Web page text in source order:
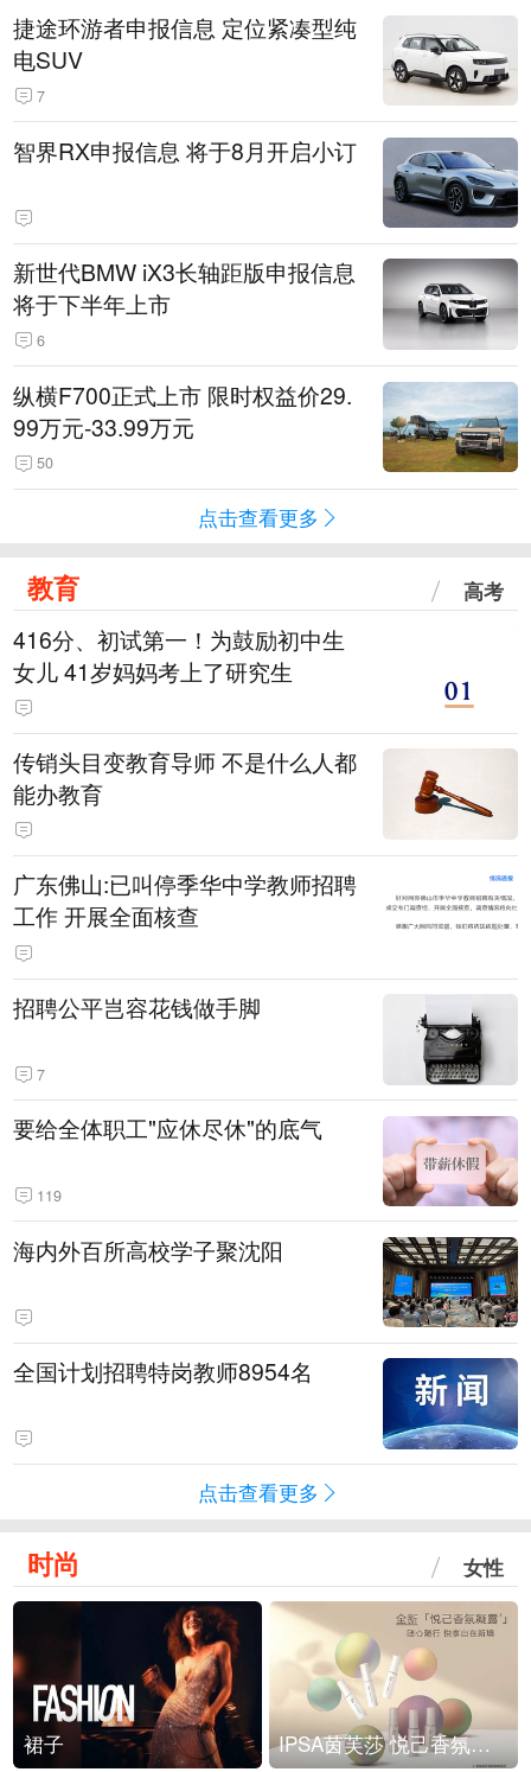
捷途环游者申报信息 定位紧凑型纯
电SUV
7
智界RX申报信息 将于8月开启小订
新世代BMW iX3长轴距版申报信息
将于下半年上市
6
纵横F700正式上市 限时权益价29.
99万元-33.99万元
50
点击查看更多
教育 高考
416分、初试第一！为鼓励初中生
女儿 41岁妈妈考上了研究生
传销头目变教育导师 不是什么人都
能办教育
广东佛山:已叫停季华中学教师招聘
工作 开展全面核查
招聘公平岂容花钱做手脚
7
要给全体职工"应休尽休"的底气
119
海内外百所高校学子聚沈阳
全国计划招聘特岗教师8954名
点击查看更多
时尚 女性
裙子 IPSA茵芙莎 悦己香氛凝露上市